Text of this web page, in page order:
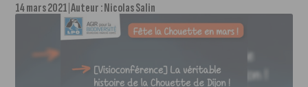
14 mars 2021 Auteur :Nicolas Salin